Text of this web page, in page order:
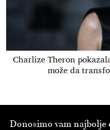
Charlize Theron
može da
Donosimo vam najbolje